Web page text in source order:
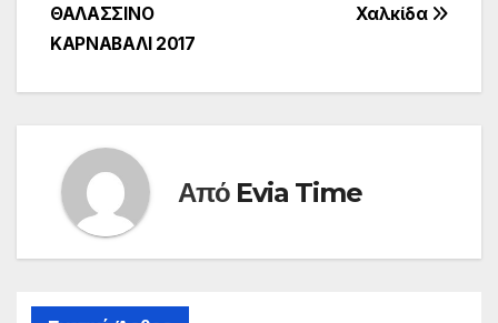
Χαλκίδα
ΘΑΛΑΣΣΙΝΟ
ΚΑΡΝΑΒΑΛΙ 2017
Από Evia Time